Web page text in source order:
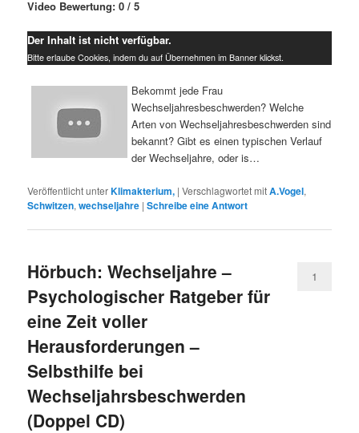
Video Bewertung: 0 / 5
Der Inhalt ist nicht verfügbar.
Bitte erlaube Cookies, indem du auf Übernehmen im Banner klickst.
Bekommt jede Frau
Wechseljahresbeschwerden? Welche
Arten von Wechseljahresbeschwerden sind
bekannt? Gibt es einen typischen Verlauf
der Wechseljahre, oder is…
Veröffentlicht unterKlimakterium, |Verschlagwortet mitA.Vogel,
Schwitzen,wechseljahre |Schreibe eine Antwort
Hörbuch: Wechseljahre –
Psychologischer Ratgeber für
eine Zeit voller
Herausforderungen –
Selbsthilfe bei
Wechseljahrsbeschwerden
(Doppel CD)
1